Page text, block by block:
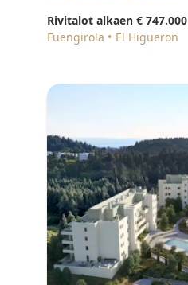
Rivitalot alkaen € 747.000
Fuengirola
El Higueron